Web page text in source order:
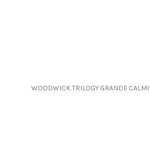
WOODWICK TRILOGY GRANDE